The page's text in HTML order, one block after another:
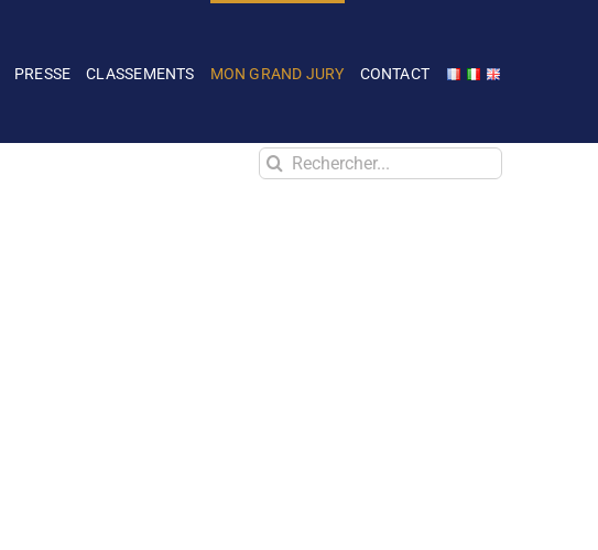
PRESSE CLASSEMENTS MON GRAND JURY CONTACT
Rechercher: